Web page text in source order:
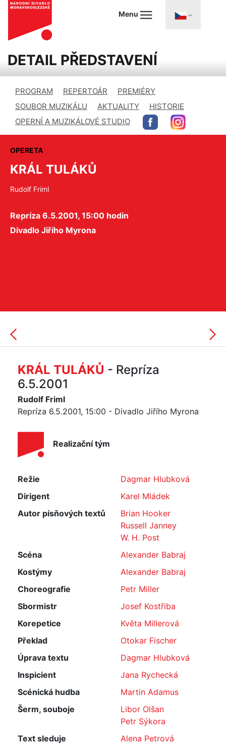
Menu
DETAIL PŘEDSTAVENÍ
PROGRAM REPERTOÁR
PREMIÉRY
SOUBOR MUZIKÁLU
AKTUALITY
HISTORIE
OPERNÍ A MUZIKÁLOVÉ STUDIO
OPERETA
KRÁL TULÁKŮ
Rudolf Friml
Repríza 6.5.2001, 15:00 hodin
Divadlo Jiřího Myrona
KRÁL TULÁKŮ - Repríza
6.5.2001
Rudolf Friml
Repríza 6.5.2001, 15:00 - Divadlo Jiřího Myrona
Realizační tým
Režie
Dagmar Hlubková
Dirigent
Karel Mládek
Autor písňových textů
Brian Hooker
Russell Janney
W. H. Post
Scéna
Alexander Babraj
Kostýmy
Alexander Babraj
Choreografie
Petr Miller
Sbormistr
Josef Kostřiba
Korepetice
Květa Millerová
Překlad
Otokar Fischer
Úprava textu
Dagmar Hlubková
Inspicient
Jana Rychecká
Scénická hudba
Martin Adamus
Šerm, souboje
Libor Olšan
Petr Sýkora
Text sleduje
Alena Petrová